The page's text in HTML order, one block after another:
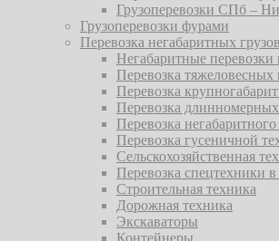
Грузоперевозки СПб –
Грузоперевозки фурами
Перевозка негабаритных грузов
Негабаритные перевозки
Перевозка тяжеловесных
Перевозка
Перевозка длинномерных
Перевозка
Перевозка гусеничной
Сельскохозяйственная
Перевозка спецтехники
Строительная техника
Дорожная техника
Экскаваторы
Контейнеры